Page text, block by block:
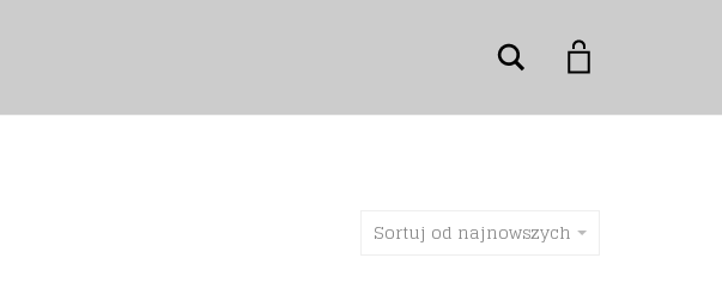
Szukaj
Sortuj od najnowszych